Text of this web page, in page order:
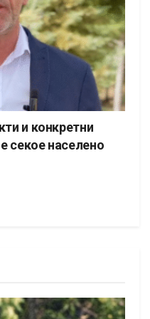
и конкретни
секое населено